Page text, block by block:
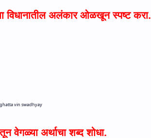
विधानातील अलंकार ओळखून स्पष्ट करा.
vin swadhyay
वेगळ्या अर्थाचा शब्द शोधा.